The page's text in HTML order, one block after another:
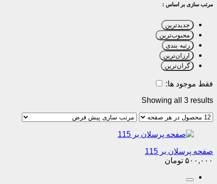
مرتب سازی بر اساس :
جدیدترین
محبوب‌ترین
رتبه بندی
ارزان‌ترین
گران‌ترین
فقط موجود ها:
Showing all 3 results
صفحه پرسلان بر 115
۵۰۰,۰۰۰ تومان